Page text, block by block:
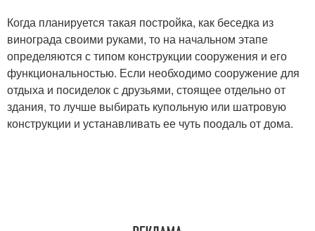
Когда планируется такая постройка, как беседка из
винограда своими руками, то на начальном этапе
определяются с типом конструкции сооружения и его
функциональностью. Если необходимо сооружение для
отдыха и посиделок с друзьями, стоящее отдельно от
здания, то лучше выбирать купольную или шатровую
конструкции и устанавливать ее чуть поодаль от дома.